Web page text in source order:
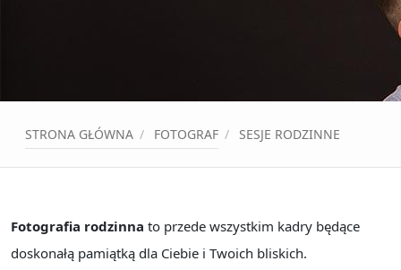
STRONA GŁÓWNA FOTOGRAF SESJE RODZINNE
Fotografia rodzinna to przede wszystkim kadry będące
doskonałą pamiątką dla Ciebie i Twoich bliskich.